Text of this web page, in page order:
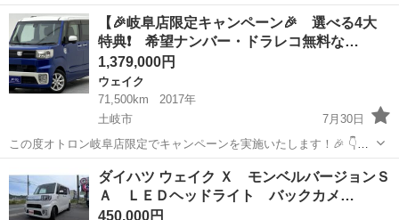
ーン最大手❗️ ・勤続年数の短い方🆗 ・自営業をされている方🆗 ・専業
主婦をされている方🆗 ・自己破産・任意整理のご経験のある方🆗 ・他
社で...
岐阜 大垣市 ウェイク ローン
【🎉岐阜店限定キャンペーン🎉 選べる4大
特典❗️ 希望ナンバー・ドラレコ無料な…
1,379,000円
ウェイク
71,500km
2017年
土岐市
7月30日
この度オトロン岐阜店限定でキャンペーンを実施いたします！🎉 👇️詳
細は下記の通りでございます👇️ ①希望ナンバー サービス ②納車
時ガソリン満タン ③ドラレコ無料取付（前のみ） ④バックカメラ
無料取...
ウェイク ドラレコ
ダイハツ ウェイク Ｘ モンベルバージョンＳ
Ａ ＬＥＤヘッドライト バックカメ…
450,000円